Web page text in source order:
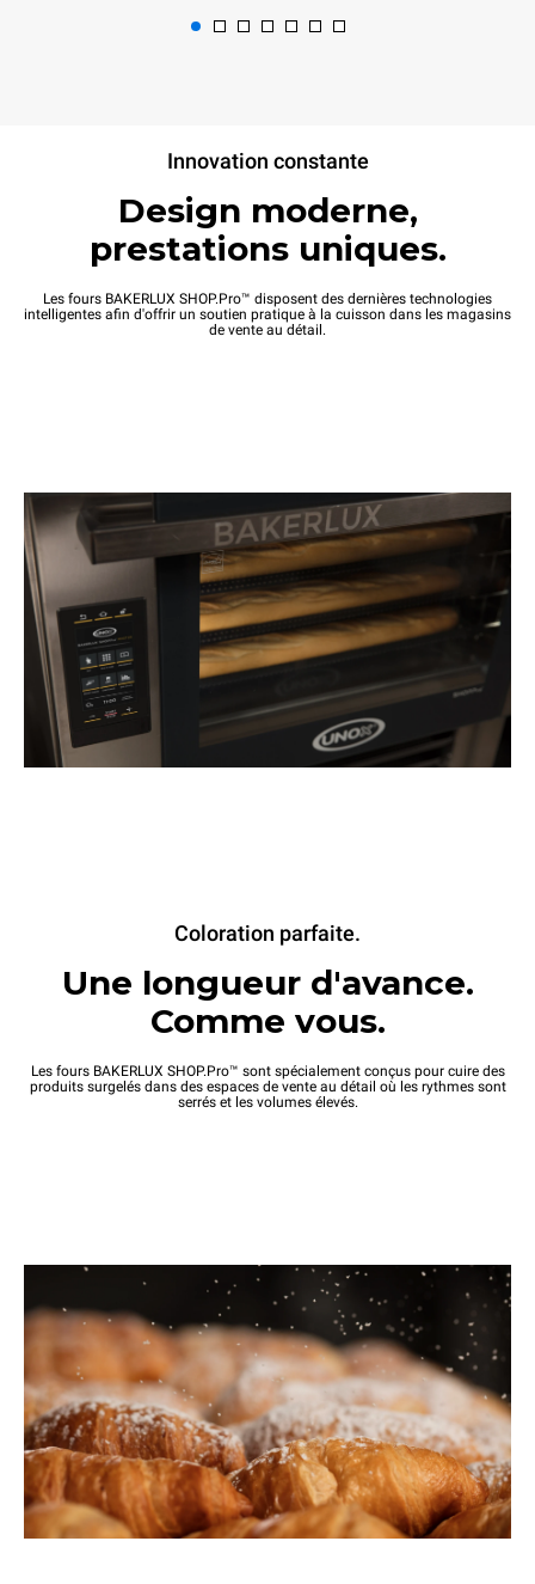
Ouverture automatique de la porte
niveaux
Innovation constante
Design moderne,
prestations uniques.
Les fours BAKERLUX SHOP.Pro™ disposent des dernières technologies
intelligentes afin d'offrir un soutien pratique à la cuisson dans les magasins
de vente au détail.
Coloration parfaite.
Une longueur d'avance.
Comme vous.
Les fours BAKERLUX SHOP.Pro™ sont spécialement conçus pour cuire des
produits surgelés dans des espaces de vente au détail où les rythmes sont
serrés et les volumes élevés.